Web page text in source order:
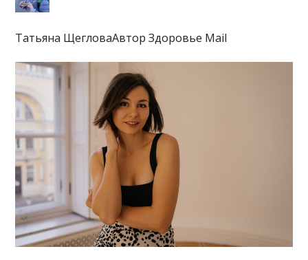
Татьяна ЩегловаАвтор Здоровье Mail